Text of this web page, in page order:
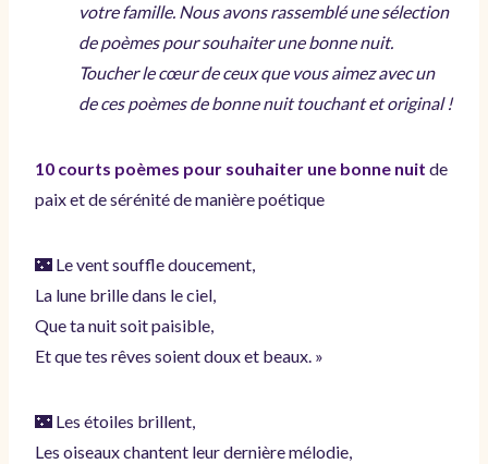
votre famille. Nous avons rassemblé une sélection
de poèmes pour souhaiter une bonne nuit.
Toucher le cœur de ceux que vous aimez avec un
de ces poèmes de bonne nuit touchant et original !
10 courts poèmes pour souhaiter une bonne nuit de
paix et de sérénité de manière poétique
🌃 Le vent souffle doucement,
La lune brille dans le ciel,
Que ta nuit soit paisible,
Et que tes rêves soient doux et beaux. »
🌃 Les étoiles brillent,
Les oiseaux chantent leur dernière mélodie,